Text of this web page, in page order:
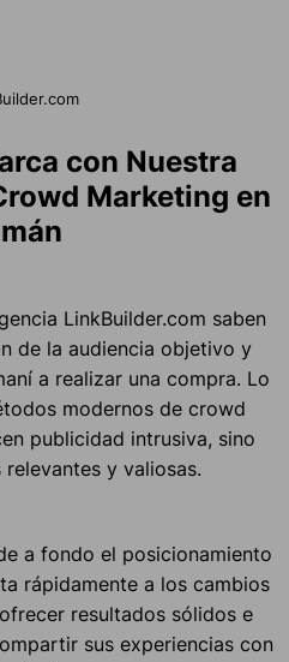
con Nuestra
Marketing en
LinkBuilder.com saben
de la audiencia objetivo y
a realizar una compra. Lo
modernos de crowd
publicidad intrusiva, sino
y valiosas.
a fondo el posicionamiento
rápidamente a los cambios
resultados sólidos e
sus experiencias con